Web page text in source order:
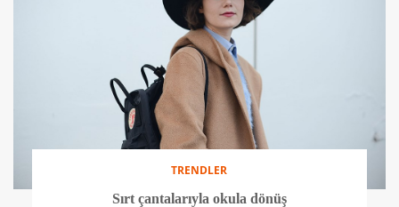
TRENDLER
Sırt çantalarıyla okula dönüş